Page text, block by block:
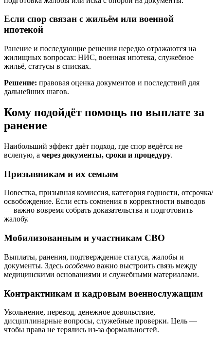
Если спор связан с жильём или военной
ипотекой
Ранение и последующие решения нередко отражаются на
жилищных вопросах: НИС, военная ипотека, служебное
жильё, статусы в списках.
Решение: правовая оценка документов и последствий для
дальнейших шагов.
Кому подойдёт помощь по выплате за
ранение
Наибольший эффект даёт подход, где спор ведётся не
вслепую, а через документы, сроки и процедуру.
Призывникам и их семьям
Повестка, призывная комиссия, категория годности, отсрочка/
освобождение. Если есть сомнения в корректности выводов
— важно вовремя собрать доказательства и подготовить
жалобу.
Мобилизованным и участникам СВО
Выплаты, ранения, подтверждение статуса, жалобы и
документы. Здесь особенно важно выстроить связь между
медицинскими основаниями и служебными материалами.
Контрактникам и кадровым военнослужащим
Увольнение, перевод, денежное довольствие,
дисциплинарные вопросы, служебные проверки. Цель —
чтобы права не терялись из-за формальностей.